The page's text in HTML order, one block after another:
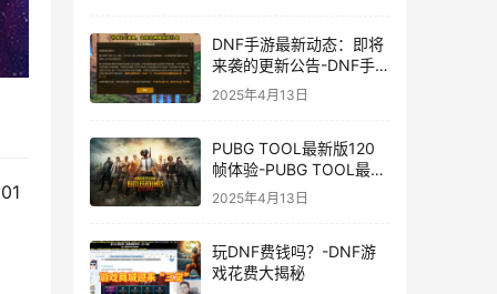
DNF手游最新动态：即将
来袭的更新公告-DNF手
游最新消息与更新时间表
2025年4月13日
PUBG TOOL最新版120
帧体验-PUBG TOOL最新
版120帧游戏体验优化
2025年4月13日
玩DNF费钱吗？-DNF游
戏花费大揭秘